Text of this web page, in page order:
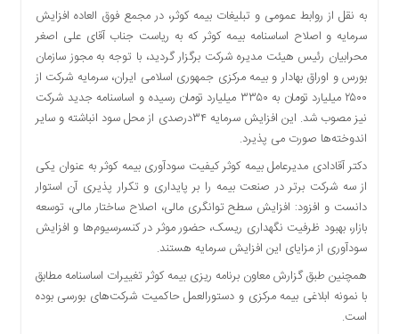
منظقه
دسترسی
سریع
تماس
درباره
کتاب
پلیس،امنیت
جامعه
گرایی
به نقل از روابط عمومی و تبلیغات بیمه کوثر، در مجمع فوق العاده افزایش
سرمایه و اصلاح اساسنامه بیمه کوثر که به ریاست جناب آقای علی اصغر
محرابیان رئیس هیئت مدیره شرکت برگزار گردید، با توجه به مجوز سازمان
بورس و اوراق بهادار و بیمه مرکزی جمهوری اسلامی ایران، سرمایه شرکت از
۲۵۰۰ میلیارد تومان به ۳۳۵۰ میلیارد تومان رسیده و اساسنامه جدید شرکت
نیز مصوب شد. این افزایش سرمایه ۳۴درصدی از محل سود انباشته و سایر
اندوخته‌ها صورت می پذیرد.
دکتر آقادادی مدیرعامل بیمه کوثر کیفیت سودآوری بیمه کوثر به عنوان یکی
از سه شرکت برتر در صنعت بیمه را بر پایداری و تکرار پذیری آن استوار
دانست و افزود: افزایش سطح توانگری مالی، اصلاح ساختار مالی، توسعه
بازار، بهبود ظرفیت نگهداری ریسک، حضور موثر در کنسرسیوم‌ها و افزایش
سودآوری از مزایای این افزایش سرمایه هستند.
همچنین طبق گزارش معاون برنامه ریزی بیمه کوثر تغییرات اساسنامه مطابق
با نمونه ابلاغی بیمه مرکزی و دستورالعمل حاکمیت شرکت‌های بورسی بوده
است.